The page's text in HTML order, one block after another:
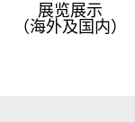
展览展示
（海外及国内）